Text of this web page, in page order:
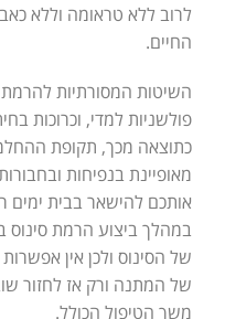
לרוב ללא טראומה וללא
החיים.
השיטות המסורתיות להרמת
פולשניות למדי, וכרוכות
כתוצאה מכך, תקופת
מאופיינת בנפיחות
אותכם להישאר בבית
במהלך ביצוע הרמת סינוס
של הסינוס ולכן אין
של המתנה ורק אז לחזור
משך הטיפול הכולל.